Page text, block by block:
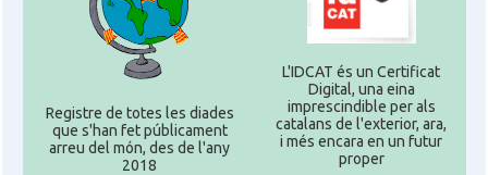
Registre de totes les diades
que s'han fet públicament
arreu del món, des de l'any
2018
L'IDCAT és un Certificat
Digital, una eina
imprescindible per als
catalans de l'exterior, ara,
i més encara en un futur
proper